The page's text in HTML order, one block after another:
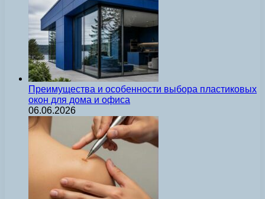
Преимущества и особенности выбора пластиковых
окон для дома и офиса
06.06.2026